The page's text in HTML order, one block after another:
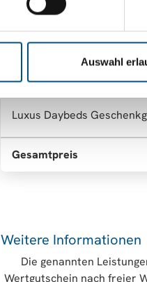
Auswahl
Motiv 3
BITTE WÄHLEN SIE
Luxus Daybeds
Gesamtpreis
Weitere Informationen
Die genannten
Wertgutschein nach freier